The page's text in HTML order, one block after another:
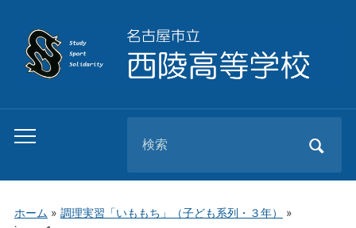
Toggle
menu
for:
ホーム » 調理実習「いももち」（子ども系列・３年）
»